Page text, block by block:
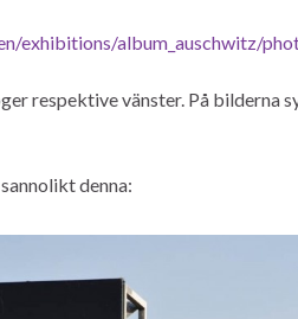
exhibitions/album_auschwitz/
respektive vänster. På bilderna
denna: